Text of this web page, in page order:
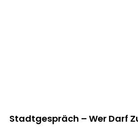
Stadtgespräch – Wer Darf